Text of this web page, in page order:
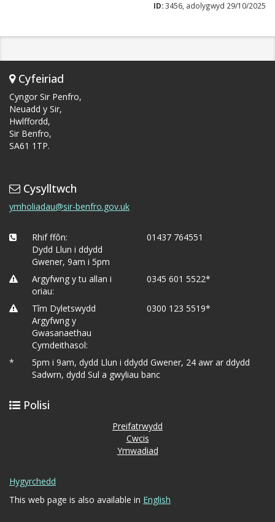
ID:3456, adolygwyd 29/10/2025
Cyfeiriad
Cyngor Sir Penfro,
Neuadd y Sir,
Hwlffordd,
Sir Benfro,
SA61 1TP.
Cysylltwch
ymholiadau@sir-benfro.gov.uk
Rhif ffôn:
Dydd Llun i ddydd
Gwener, 9am i 5pm
01437 764551
Argyfwng y tu allan i
oriau:
0345 601 5522*
Tîm Dyletswydd
Argyfwng y
Gwasanaethau
Cymdeithasol:
0300 123 5519*
*
5pm i 9am, dydd Llun i ddydd Gwener, 24 awr ar ddydd
Sadwrn, dydd Sul a gwyliau banc
Polisi
Preifatrwydd
Cwcis
Ymwadiad
Hygyrchedd
This web page is also available in English